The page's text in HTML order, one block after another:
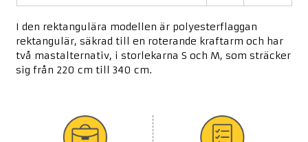
I den rektangulära modellen är polyesterflaggan
rektangulär, säkrad till en roterande kraftarm och har
två mastalternativ, i storlekarna S och M, som sträcker
sig från 220 cm till 340 cm.